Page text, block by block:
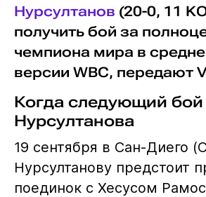
Нурсултанов (20-0, 11
получить бой за
чемпиона мира в
версии WBC, передают
Когда следующий бой
Нурсултанова
19 сентября в Сан-Диего
Нурсултанову предстоит
поединок с Хесусом